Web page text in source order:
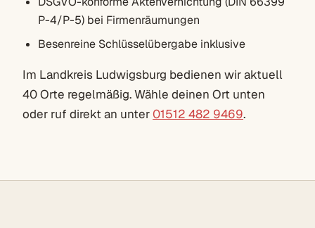
P-4/P-5) bei Firmenräumungen
Besenreine Schlüsselübergabe inklusive
Im Landkreis Ludwigsburg bedienen wir aktuell
40 Orte regelmäßig. Wähle deinen Ort unten
oder ruf direkt an unter 01512 482 9469.